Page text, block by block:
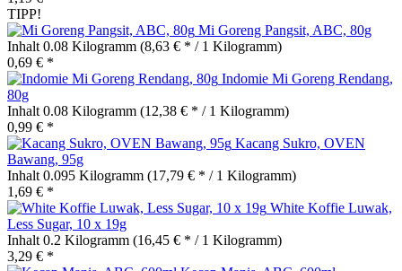
TIPP!
Mi Goreng Pangsit, ABC, 80g
Inhalt 0.08 Kilogramm (8,63 € * / 1 Kilogramm)
0,69 € *
Indomie Mi Goreng Rendang,
80g
Inhalt 0.08 Kilogramm (12,38 € * / 1 Kilogramm)
0,99 € *
Kacang Sukro, OVEN
Bawang, 95g
Inhalt 0.095 Kilogramm (17,79 € * / 1 Kilogramm)
1,69 € *
White Koffie Luwak,
Less Sugar, 10 x 19g
Inhalt 0.2 Kilogramm (16,45 € * / 1 Kilogramm)
3,29 € *